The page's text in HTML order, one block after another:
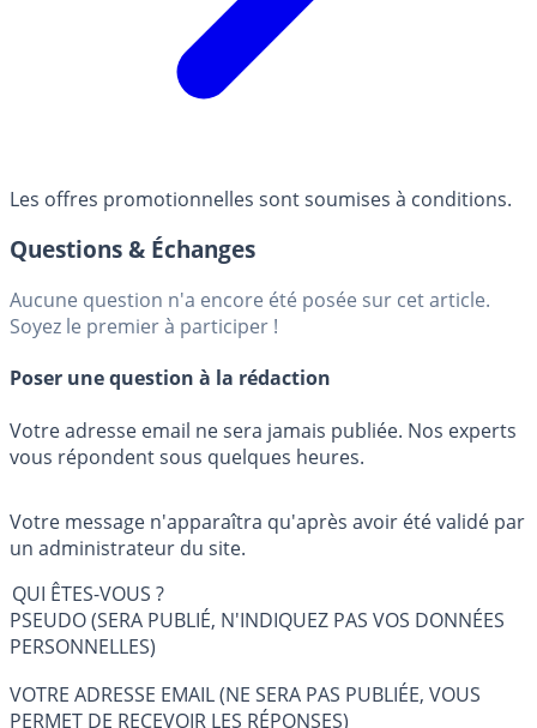
Les offres promotionnelles sont soumises à conditions.
Questions & Échanges
Aucune question n'a encore été posée sur cet article.
Soyez le premier à participer !
Poser une question à la rédaction
Votre adresse email ne sera jamais publiée. Nos experts
vous répondent sous quelques heures.
Votre message n'apparaîtra qu'après avoir été validé par
un administrateur du site.
QUI ÊTES-VOUS ?
PSEUDO (SERA PUBLIÉ, N'INDIQUEZ PAS VOS DONNÉES
PERSONNELLES)
VOTRE ADRESSE EMAIL (NE SERA PAS PUBLIÉE, VOUS
PERMET DE RECEVOIR LES RÉPONSES)